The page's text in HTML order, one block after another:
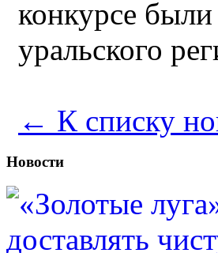
конкурсе
уральского
← К списку
Новости